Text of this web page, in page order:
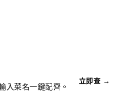
入菜名一鍵配齊。
立即查 →